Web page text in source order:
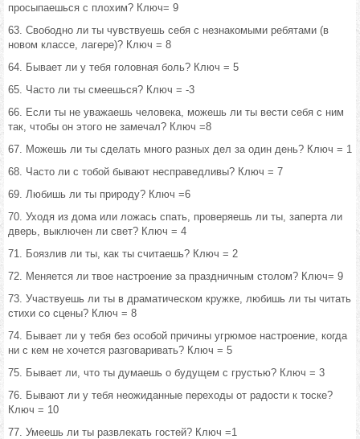
просыпаешься с плохим? Ключ= 9
63. Свободно ли ты чувствуешь себя с незнакомыми ребятами (в
новом классе, лагере)? Ключ = 8
64. Бывает ли у тебя головная боль? Ключ = 5
65. Часто ли ты смеешься? Ключ = -3
66. Если ты не уважаешь человека, можешь ли ты вести себя с ним
так, чтобы он этого не замечал? Ключ =8
67. Можешь ли ты сделать много разных дел за один день? Ключ = 1
68. Часто ли с тобой бывают несправедливы? Ключ = 7
69. Любишь ли ты природу? Ключ =6
70. Уходя из дома или ложась спать, проверяешь ли ты, заперта ли
дверь, выключен ли свет? Ключ = 4
71. Боязлив ли ты, как ты считаешь? Ключ = 2
72. Меняется ли твое настроение за праздничным столом? Ключ= 9
73. Участвуешь ли ты в драматическом кружке, любишь ли ты читать
стихи со сцены? Ключ = 8
74. Бывает ли у тебя без особой причины угрюмое настроение, когда
ни с кем не хочется разговаривать? Ключ = 5
75. Бывает ли, что ты думаешь о будущем с грустью? Ключ = 3
76. Бывают ли у тебя неожиданные переходы от радости к тоске?
Ключ = 10
77. Умеешь ли ты развлекать гостей? Ключ =1